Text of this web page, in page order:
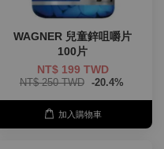
WAGNER 兒童鋅咀嚼片
100片
NT$ 199 TWD
NT$ 250 TWD -20.4%
加入購物車